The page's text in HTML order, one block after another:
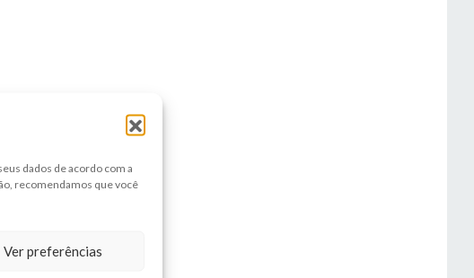
dados de acordo com a
recomendamos que você
Ver preferências